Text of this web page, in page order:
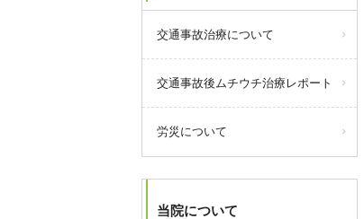
交通事故治療について
交通事故後ムチウチ治療レポート
労災について
当院について